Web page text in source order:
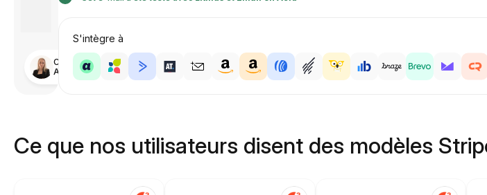
Conçu par
Anastasiia
S'intègre à
Ce que nos utilisateurs disent des modèles